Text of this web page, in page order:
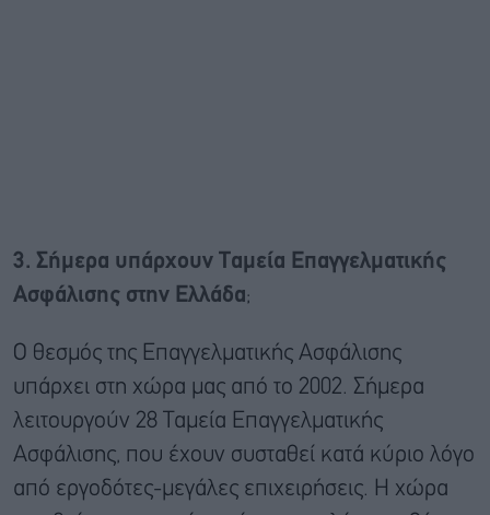
3. Σήμερα υπάρχουν Ταμεία Επαγγελματικής
Ασφάλισης στην Ελλάδα;
Ο θεσμός της Επαγγελματικής Ασφάλισης
υπάρχει στη χώρα μας από το 2002. Σήμερα
λειτουργούν 28 Ταμεία Επαγγελματικής
Ασφάλισης, που έχουν συσταθεί κατά κύριο λόγο
από εργοδότες-μεγάλες επιχειρήσεις. Η χώρα